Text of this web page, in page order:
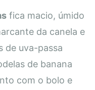
fica macio, úmido
da canela e
de uva-passa
de banana
com o bolo e